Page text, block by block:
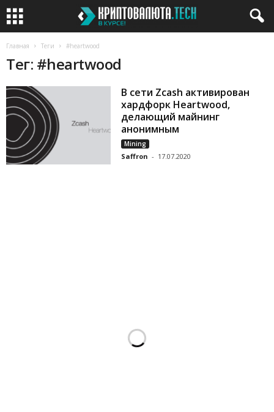
Главная Теги #heartwood
Тег: #heartwood
В сети Zcash активирован
хардфорк Heartwood,
делающий майнинг
анонимным
Mining
Saffron - 17.07.2020